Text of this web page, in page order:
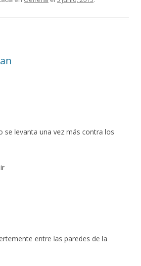
se levanta una vez más contra los
entre las paredes de la